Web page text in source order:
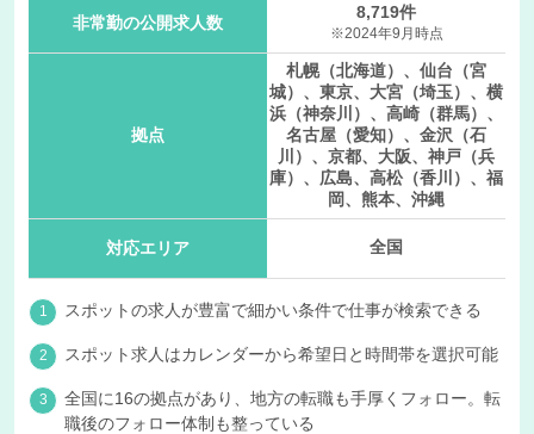
非常勤の公開求人数
8,719件
※2024年9月時点
拠点
札幌（北海道）、仙台（宮
城）、東京、大宮（埼玉）、横
浜（神奈川）、高崎（群馬）、
名古屋（愛知）、金沢（石
川）、京都、大阪、神戸（兵
庫）、広島、高松（香川）、福
岡、熊本、沖縄
対応エリア 全国
スポットの求人が豊富で細かい条件で仕事が検索できる
スポット求人はカレンダーから希望日と時間帯を選択可能
全国に16の拠点があり、地方の転職も手厚くフォロー。転
職後のフォロー体制も整っている